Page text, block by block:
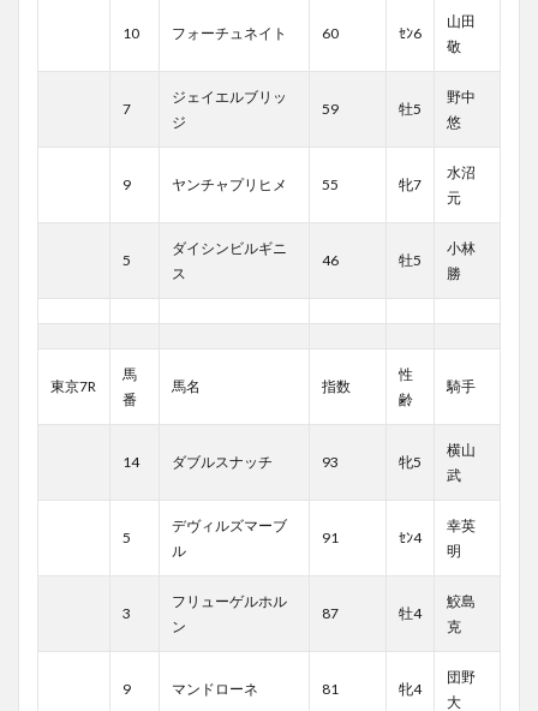
10 フォーチュネイト 60 ｾﾝ6
山田
敬
7
ジェイエルブリッ
ジ
59 牡5
野中
悠
9 ヤンチャプリヒメ 55 牝7
水沼
元
5
ダイシンビルギニ
ス
46 牡5
小林
勝
東京7R
馬
番
馬名 指数
性
齢
騎手
14 ダブルスナッチ 93 牝5
横山
武
5
デヴィルズマーブ
ル
91 ｾﾝ4
幸英
明
3
フリューゲルホル
ン
87 牡4
鮫島
克
9 マンドローネ 81 牝4
団野
大